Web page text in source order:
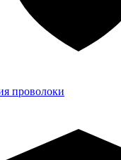
проволоки